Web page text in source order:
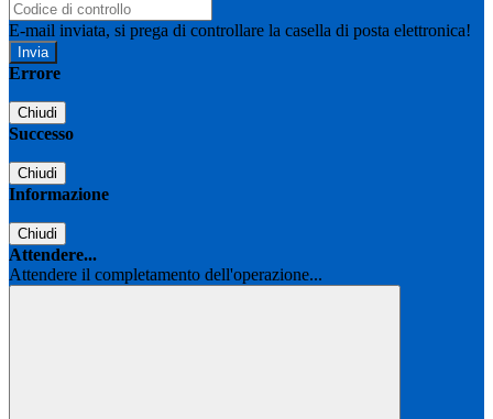
E-mail inviata, si prega di controllare la casella di posta elettronica!
Errore
Chiudi
Successo
Chiudi
Informazione
Chiudi
Attendere...
Attendere il completamento dell'operazione...